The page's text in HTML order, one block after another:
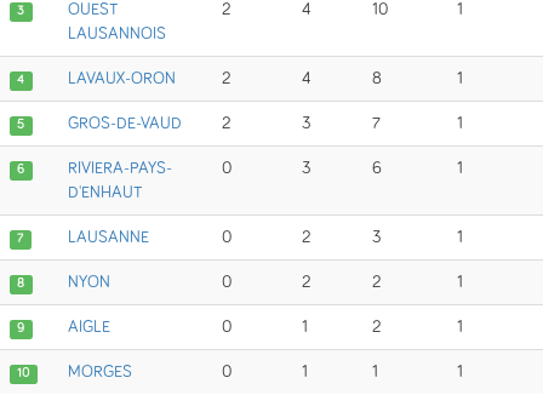
3
OUEST
LAUSANNOIS
2 4 10 1
4 LAVAUX-ORON 2 4 8 1
5 GROS-DE-VAUD 2 3 7 1
6
RIVIERA-PAYS-
D'ENHAUT
0 3 6 1
7 LAUSANNE 0 2 3 1
8 NYON 0 2 2 1
9 AIGLE 0 1 2 1
10 MORGES 0 1 1 1